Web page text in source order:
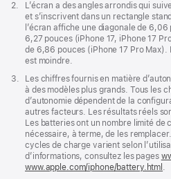
Note
page
2.
L’écran a des angles arrondis qui
et s’inscrivent dans un rectangle
l’écran affiche une diagonale de
6,27 pouces (iPhone 17, iPhone 17
de 6,86 pouces (iPhone 17 Pro Max).
est moindre.
Note
page
3.
Les chiffres fournis en matière
à des modèles plus grands. Tous les
d’autonomie dépendent de la
autres facteurs. Les résultats réels
Les batteries ont un nombre limité de
nécessaire, à terme, de les
cycles de charge varient selon
d’informations, consultez les pages
www.apple.com/iphone/battery.html